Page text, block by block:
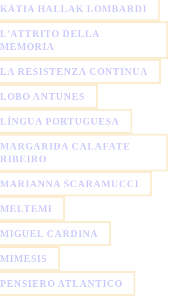
KÁTIA HALLAK LOMBARDI
L'ATTRITO DELLA
MEMORIA
LA RESISTENZA CONTINUA
LOBO ANTUNES
LÍNGUA PORTUGUESA
MARGARIDA CALAFATE
RIBEIRO
MARIANNA SCARAMUCCI
MELTEMI
MIGUEL CARDINA
MIMESIS
PENSIERO ATLANTICO